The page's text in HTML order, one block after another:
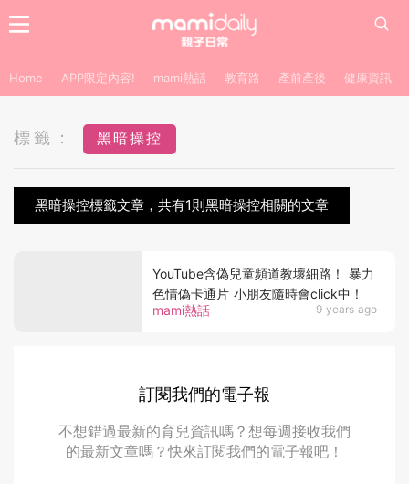
Home APP限定內容! mami熱話 教育路 產前產後 健康資訊
標籤： 黑暗操控
黑暗操控標籤文章，共有1則黑暗操控相關的文章
mami熱話 9 years ago
YouTube含偽兒童頻道教壞細路！ 暴力
色情偽卡通片 小朋友隨時會click中！
訂閱我們的電子報
不想錯過最新的育兒資訊嗎？想每週接收我們
的最新文章嗎？快來訂閱我們的電子報吧！